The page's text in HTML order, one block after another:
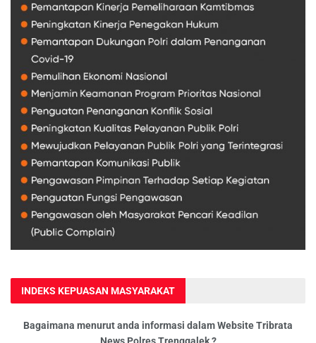
INDEKS KEPUASAN MASYARAKAT
Bagaimana menurut anda informasi dalam Website Tribrata
News Polres Trenggalek ?